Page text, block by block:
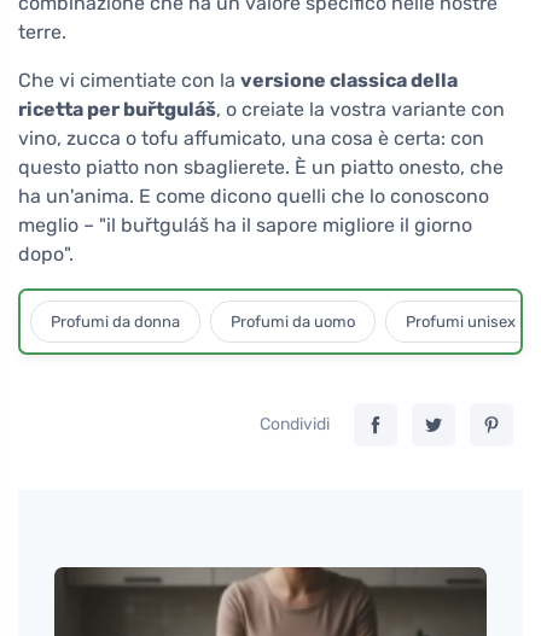
terre.
Che vi cimentiate con la versione classica della
ricetta per buřtguláš, o creiate la vostra variante con
vino, zucca o tofu affumicato, una cosa è certa: con
questo piatto non sbaglierete. È un piatto onesto, che
ha un'anima. E come dicono quelli che lo conoscono
meglio – "il buřtguláš ha il sapore migliore il giorno
dopo".
Profumi da donna Profumi da uomo Profumi unisex
Condividi